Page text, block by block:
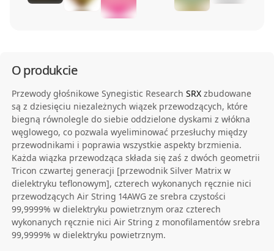
O produkcie
Przewody głośnikowe Synegistic Research SRXzbudowane
są z dziesięciu niezależnych wiązek przewodzących, które
biegną równolegle do siebie oddzielone dyskami z włókna
węglowego, co pozwala wyeliminować przesłuchy między
przewodnikami i poprawia wszystkie aspekty brzmienia.
Każda wiązka przewodząca składa się zaś z dwóch geometrii
Tricon czwartej generacji [przewodnik Silver Matrix w
dielektryku teflonowym], czterech wykonanych ręcznie nici
przewodzących Air String 14AWG ze srebra czystości
99,9999% w dielektryku powietrznym oraz czterech
wykonanych ręcznie nici Air String z monofilamentów srebra
99,9999% w dielektryku powietrznym.